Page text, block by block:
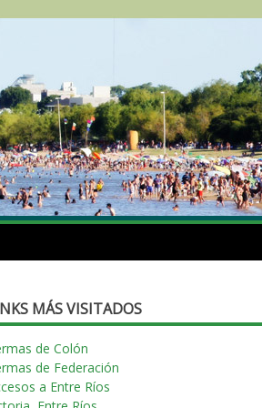
MÁS VISITADOS
de Colón
de Federación
a Entre Ríos